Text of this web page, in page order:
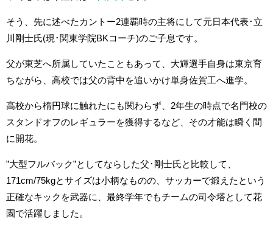
そう、先に述べたカントー2連覇時の主将にして元日本代表･立
川剛士氏(現･関東学院BKコーチ)のご子息です。
父が東芝へ所属していたこともあって、大輝選手自身は東京育
ちながら、高校では父の背中を追いかけ単身佐賀工へ進学。
高校から楕円球に触れたにも関わらず、2年生の時点で名門校の
スタンドオフのレギュラーを獲得するなど、その才能は瞬く間
に開花。
”大型フルバック”としてならした父･剛士氏と比較して、
171cm/75kgとサイズは小柄なものの、サッカーで鍛えたという
正確なキックを武器に、最終学年でもチームの司令塔として花
園で活躍しました。